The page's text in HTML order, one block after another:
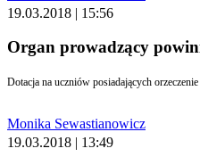
19.03.2018 | 15:56
Organ prowadzący
Dotacja na uczniów posiadających
Monika Sewastianowicz
19.03.2018 | 13:49